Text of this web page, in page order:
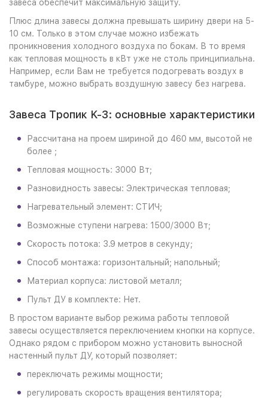
завеса обеспечит максимальную защиту.
Плюс длина завесы должна превышать ширину двери на 5-
10 см. Только в этом случае можно избежать
проникновения холодного воздуха по бокам. В то время
как тепловая мощность в кВт уже не столь принципиальна.
Например, если Вам не требуется подогревать воздух в
тамбуре, можно выбрать воздушную завесу без нагрева.
Завеса Тропик K-3: основные характеристики
Рассчитана на проем шириной до 460 мм, высотой не
более ;
Тепловая мощность: 3000 Вт;
Разновидность завесы: Электрическая тепловая;
Нагревательный элемент: СТИЧ;
Возможные ступени нагрева: 1500/3000 Вт;
Скорость потока: 3.9 метров в секунду;
Способ монтажа: горизонтальный; напольный;
Материал корпуса: листовой металл;
Пульт ДУ в комплекте: Нет.
В простом варианте выбор режима работы тепловой
завесы осуществляется переключением кнопки на корпусе.
Однако рядом с прибором можно установить выносной
настенный пульт ДУ, который позволяет:
переключать режимы мощности;
регулировать скорость вращения вентилятора;